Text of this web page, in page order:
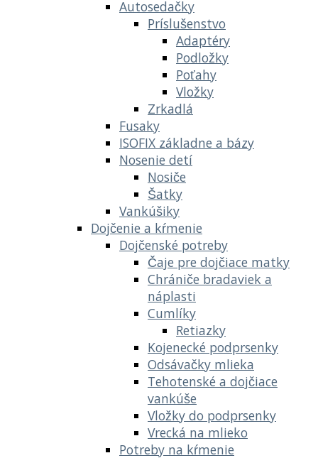
Autosedačky
Príslušenstvo
Adaptéry
Podložky
Poťahy
Vložky
Zrkadlá
Fusaky
ISOFIX základne a bázy
Nosenie detí
Nosiče
Šatky
Vankúšiky
Dojčenie a kŕmenie
Dojčenské potreby
Čaje pre dojčiace matky
Chrániče bradaviek a
náplasti
Cumlíky
Retiazky
Kojenecké podprsenky
Odsávačky mlieka
Tehotenské a dojčiace
vankúše
Vložky do podprsenky
Vrecká na mlieko
Potreby na kŕmenie